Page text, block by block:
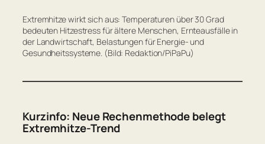
Extremhitze wirkt sich aus: Temperaturen über 30 Grad
bedeuten Hitzestress für ältere Menschen, Ernteausfälle in
der Landwirtschaft, Belastungen für Energie- und
Gesundheitssysteme. (Bild: Redaktion/PiPaPu)
Kurzinfo: Neue Rechenmethode belegt
Extremhitze-Trend